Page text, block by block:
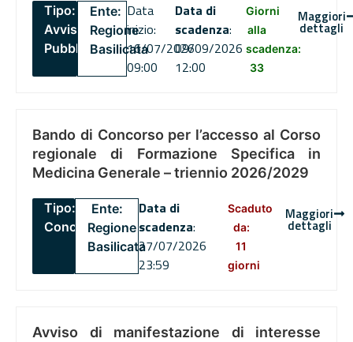
Tipo:
Avviso
Pubblico
Ente:
Regione
Basilicata
Data
inizio:
16/07/2026
09:00
Data di
scadenza:
09/09/2026
12:00
Giorni
alla
scadenza:
33
Maggiori
dettagli
Bando di Concorso per l’accesso al Corso
regionale di Formazione Specifica in
Medicina Generale – triennio 2026/2029
Tipo:
Concorsi
Ente:
Regione
Basilicata
Data di
scadenza:
27/07/2026
23:59
Scaduto
da:
11
giorni
Maggiori
dettagli
Avviso di manifestazione di interesse